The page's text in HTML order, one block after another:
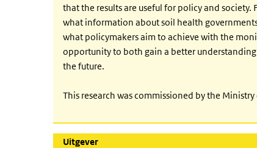
that the results are useful for policy and
what information about soil health
what policymakers aim to achieve with the
opportunity to both gain a better
the future.
This research was commissioned by the
Uitgever